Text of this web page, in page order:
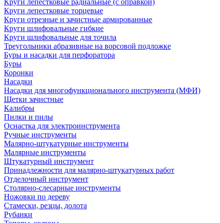
Круги лепестковые радиальные (с оправкой)
Круги лепестковые торцевые
Круги отрезные и зачистные армированные
Круги шлифовальные гибкие
Круги шлифовальные для точила
Треугольники абразивные на ворсовой подложке
Буры и насадки для перфоратора
Буры
Коронки
Насадки
Насадки для многофункционального инструмента (МФИ)
Щетки зачистные
Калибры
Пилки и пилы
Оснастка для электроинструмента
Ручные инструменты
Малярно-штукатурные инструменты
Малярные инструменты
Штукатурный инструмент
Принадлежности для малярно-штукатурных работ
Отделочный инструмент
Столярно-слесарные инструменты
Ножовки по дереву
Стамески, резцы, долота
Рубанки